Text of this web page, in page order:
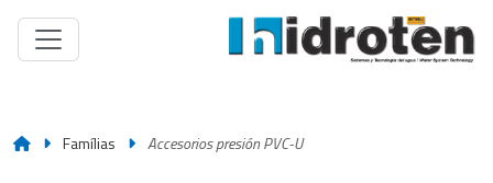
Famílias Accesorios presión PVC-U